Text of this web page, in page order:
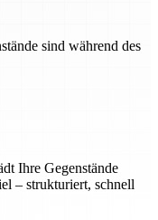
sind während des
Ihre Gegenstände
– strukturiert, schnell